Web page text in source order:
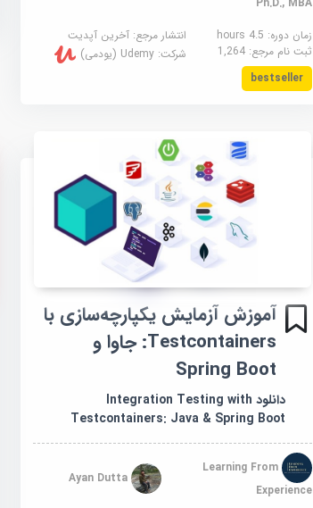
زمان دوره: 4.5 hours
انتشار مرجع: آخرین آپدیت
ثبت نام مرجع: 1,264 شرکت: Udemy (یودمی)
bestseller
آموزش آزمایش یکپارچه‌سازی با
Testcontainers: جاوا و
Spring Boot
دانلود Integration Testing with
Testcontainers: Java & Spring Boot
Learning From
Experience
Ayan Dutta